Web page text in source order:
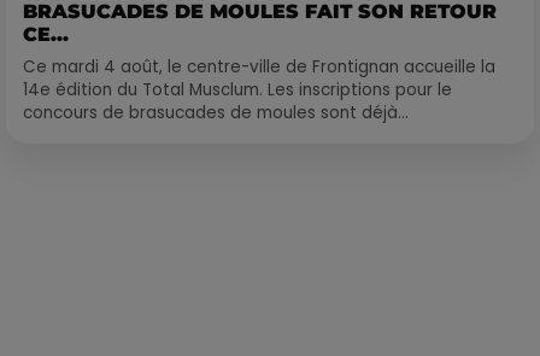
BRASUCADES DE MOULES FAIT SON RETOUR
CE...
Ce mardi 4 août, le centre-ville de Frontignan accueille la
14e édition du Total Musclum. Les inscriptions pour le
concours de brasucades de moules sont déjà...